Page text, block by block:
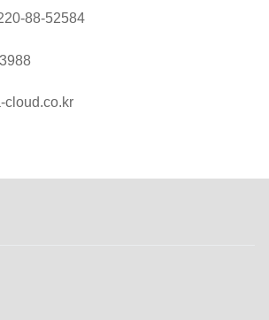
88-52584
cloud.co.kr